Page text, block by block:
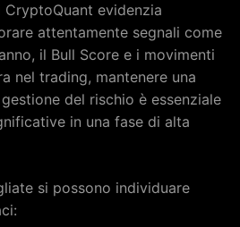
CryptoQuant evidenzia
attentamente segnali come
il Bull Score e i movimenti
nel trading, mantenere una
del rischio è essenziale
in una fase di alta
si possono individuare